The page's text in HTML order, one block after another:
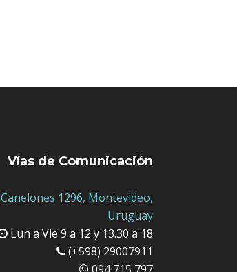
Vías de Comunicación
Canelones 1296, Montevideo,
Uruguay
Lun a Vie 9 a 12 y 13.30 a 18
(+598) 29007911